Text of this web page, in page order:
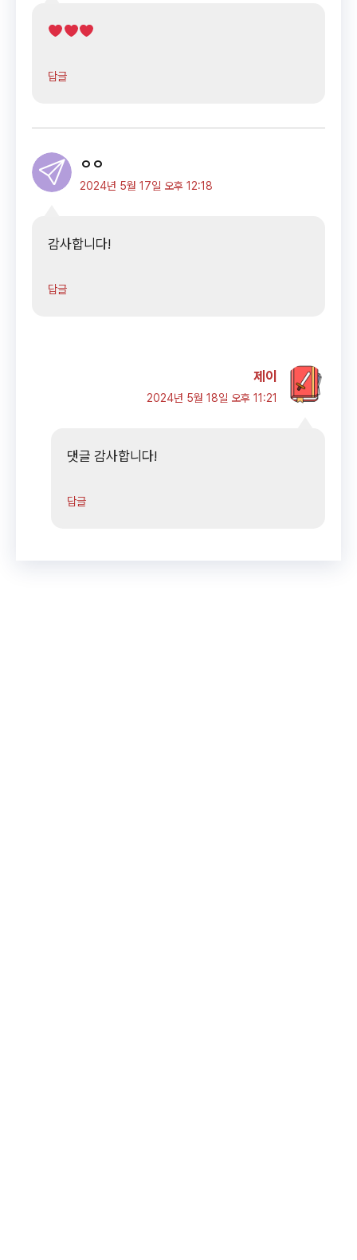
답글
ㅇㅇ
2024년 5월 17일 오후 12:18
감사합니다!
답글
제이
2024년 5월 18일 오후 11:21
댓글 감사합니다!
답글